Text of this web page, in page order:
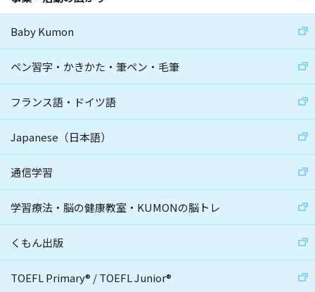
Baby Kumon
ペン習字・かきかた・筆ペン・毛筆
フランス語・ドイツ語
Japanese（日本語）
通信学習
学習療法・脳の健康教室・KUMONの脳トレ
くもん出版
TOEFL Primary® /TOEFL Junior®